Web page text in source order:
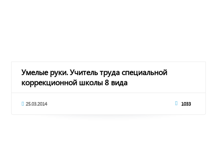
Умелые руки. Учитель труда специальной
коррекционной школы 8 вида
25.03.2014 1033